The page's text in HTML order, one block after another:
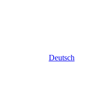
Deutsch